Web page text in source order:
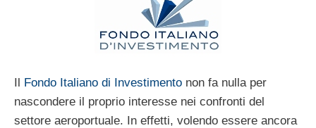
Il Fondo Italiano di Investimento non fa nulla per
nascondere il proprio interesse nei confronti del
settore aeroportuale. In effetti, volendo essere ancora